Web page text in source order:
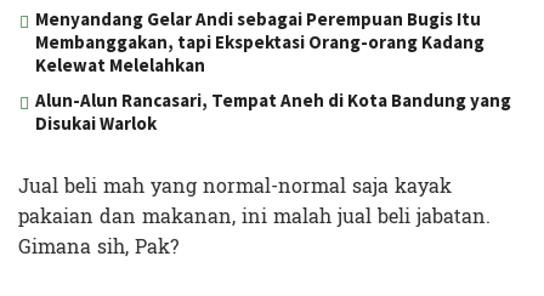
Menyandang Gelar Andi sebagai Perempuan Bugis Itu
Membanggakan, tapi Ekspektasi Orang-orang Kadang
Kelewat Melelahkan
Alun-Alun Rancasari, Tempat Aneh di Kota Bandung yang
Disukai Warlok
Jual beli mah yang normal-normal saja kayak
pakaian dan makanan, ini malah jual beli jabatan.
Gimana sih, Pak?